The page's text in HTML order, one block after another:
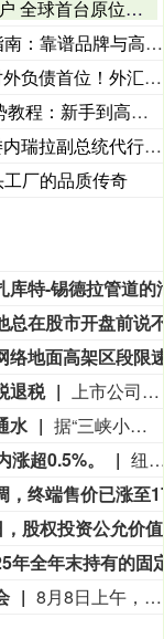
原位连续大尺寸可变径盾构机下线
谱品牌与高性价比
位！外汇局最新报
新手到高手只需
副总统代行总统职权
厂的品质传奇
退税
上市公司公告显示，自7月以来，多家公司宣布已经收到美国关税退税。根据美国最高法院今年2月裁定，《国际紧急经济权力法》不授权总统征收大规模关税。美国国际贸易法院随后下令海关办理相关退款。海关与边境保护局4月20日启动第一阶段退款工作，首批退款于5月11日前后发放。美国海关与边境保护局官员本月4日披露的信息显示，截至7月底，该部门已处理完毕约1000亿美元关税的退款流程并把相关信息提供给财政部用于付款。（中新社）
水
据“三峡小微”公众号消息，8月8日，由三峡集团所属长江环保集团、武汉市水务集团等共同投资建设的华中地区规模最大的“双膜”工艺应急水厂——武汉梁子湖应急水厂并网通水，标志着武汉市江南区域正式构建起“一江一湖”双水源互为备援、灵活调度的供水新格局，为片区660万市民用水安全提供坚实保障。
超0.5%。
纽约原油暗盘突破77美元
8月8日上午，全球财富管理论坛在京召开“地方国有存量资产盘活进展、难点与策略”课题研讨会，楼继伟出席会议并做总结发言。楼继伟在发言中表示，盘活国有资产既是近期的当务之急，也是一项长期性的战略任务。当前我国GDP平减指数阶段性承压走低，财政维持紧平衡格局的压力持续攀升；我国税收结构以间接税为主体，税收收入增速显著弱于名义GDP增速，财政内生增收动能受限。叠加土地财政收入大幅收缩，地方隐性债务化解、长期限国债常态化发行带来的利息支出刚性上涨，收支两端压力持续凸显。综合多重现实约束来看，国有存量资产盘活并非短期应急手段，而是一项需要常态化、长效化推进的重点工作。（全球财富管理论坛）